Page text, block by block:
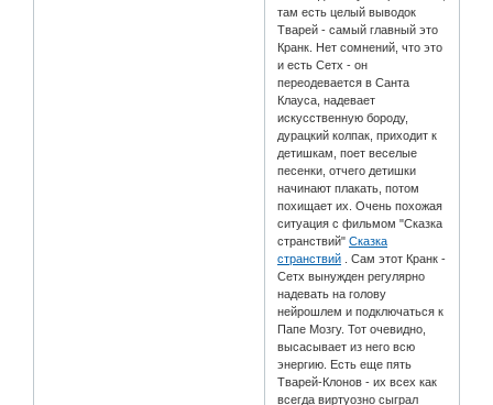
там есть целый выводок
Тварей - самый главный это
Кранк. Нет сомнений, что это
и есть Сетх - он
переодевается в Санта
Клауса, надевает
искусственную бороду,
дурацкий колпак, приходит к
детишкам, поет веселые
песенки, отчего детишки
начинают плакать, потом
похищает их. Очень похожая
ситуация с фильмом "Сказка
странствий"Сказка
странствий . Сам этот Кранк -
Сетх вынужден регулярно
надевать на голову
нейрошлем и подключаться к
Папе Мозгу. Тот очевидно,
высасывает из него всю
энергию. Есть еще пять
Тварей-Клонов - их всех как
всегда виртуозно сыграл